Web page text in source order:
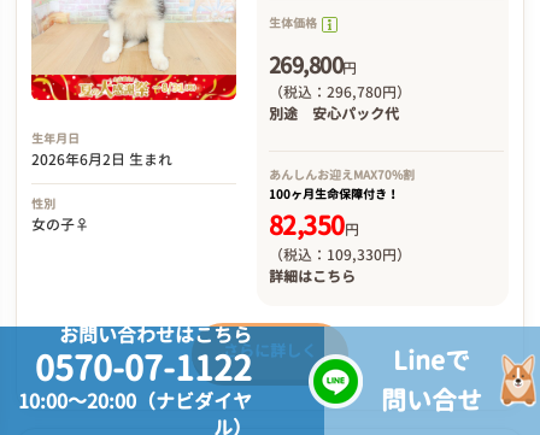
生年月日
2026年6月2日 生まれ
性別
女の子♀
生体価格
269,800円
（税込：296,780円）
別途 安心パック代
あんしんお迎え MAX70%割
100ヶ月生命保障付き！
82,350円
（税込：109,330円）
詳細はこちら
さらに詳しく
お問い合わせはこちら
0570-07-1122
10:00～20:00（ナビダイヤ
ル）
Lineで
問い合せ